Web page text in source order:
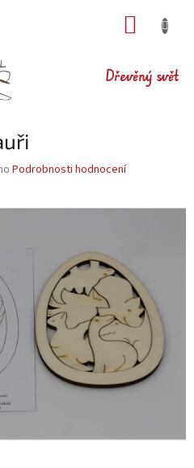
Dřevěný svět
Podrobnosti hodnocení